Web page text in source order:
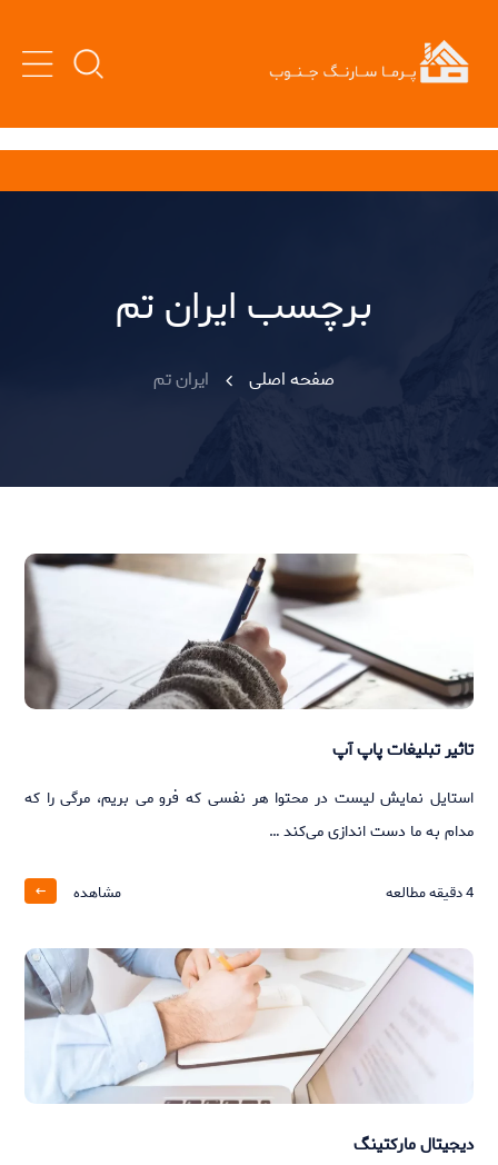
برچسب ایران تم
صفحه اصلی ایران تم
تاثیر تبلیغات پاپ آپ
استایل نمایش لیست در محتوا هر نفسی که فرو می‌ بریم، مرگی را که
مدام به ما دست‌ اندازی می‌کند …
4دقیقه مطالعه مشاهده
دیجیتال مارکتینگ